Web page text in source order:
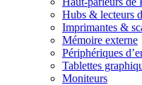
Hubs & lecteurs
Imprimantes &
Mémoire externe
Périphériques
Tablettes
Moniteurs